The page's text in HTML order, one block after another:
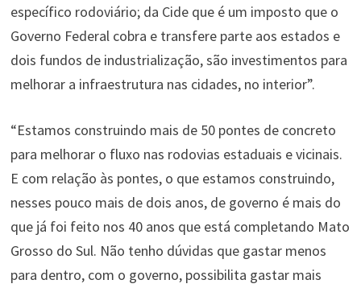
específico rodoviário; da Cide que é um imposto que o
Governo Federal cobra e transfere parte aos estados e
dois fundos de industrialização, são investimentos para
melhorar a infraestrutura nas cidades, no interior”.
“Estamos construindo mais de 50 pontes de concreto
para melhorar o fluxo nas rodovias estaduais e vicinais.
E com relação às pontes, o que estamos construindo,
nesses pouco mais de dois anos, de governo é mais do
que já foi feito nos 40 anos que está completando Mato
Grosso do Sul. Não tenho dúvidas que gastar menos
para dentro, com o governo, possibilita gastar mais